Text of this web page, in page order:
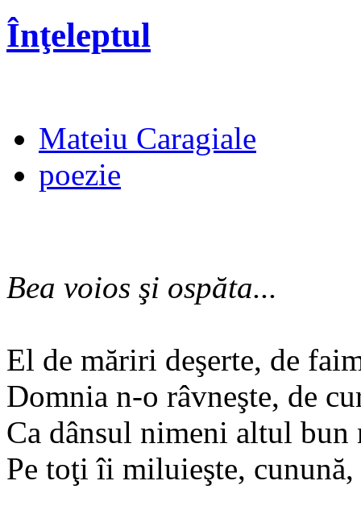
Înţeleptul
Mateiu Caragiale
poezie
Bea voios şi ospăta...
El de măriri deşerte, de
Domnia n-o râvneşte, de
Ca dânsul nimeni altul
Pe toţi îi miluieşte, cunună,